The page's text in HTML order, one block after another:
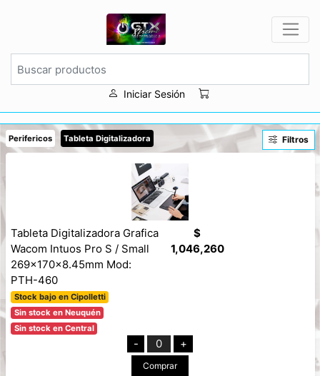
Iniciar Sesión
Perifericos Tableta Digitalizadora Filtros
Tableta Digitalizadora Grafica
Wacom Intuos Pro S / Small
269x170x8.45mm Mod:
PTH-460
Stock bajo en Cipolletti
Sin stock en Neuquén
Sin stock en Central
$
1,046,260
- 0 +
Comprar